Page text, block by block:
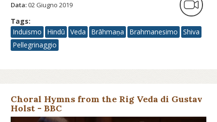
Data:02 Giugno 2019
Tags:
Induismo
Hindū Veda Brāhmaṇa Brahmanesimo
Shiva
Pellegrinaggio
Choral Hymns from the Rig Veda di Gustav
Holst - BBC